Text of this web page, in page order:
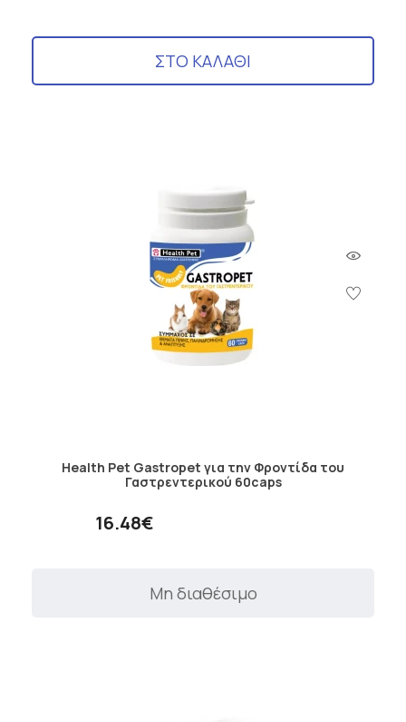
ΣΤΟ ΚΑΛΑΘΙ
Health Pet Gastropet για την Φροντίδα του
Γαστρεντερικού 60caps
16.48€
Μη διαθέσιμο